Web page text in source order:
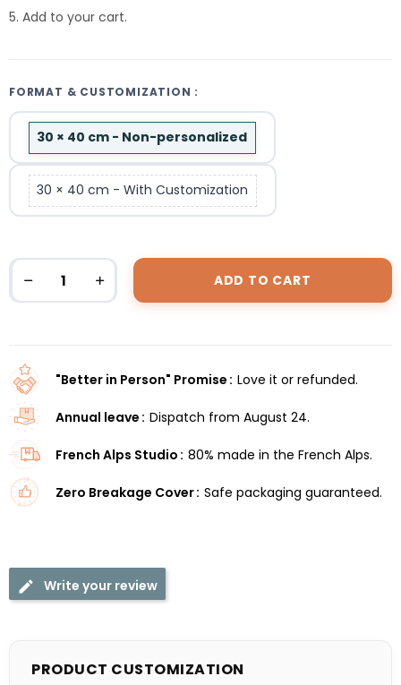
5. Add to your cart.
PRODUCT CUSTOMIZATION
FORMAT & CUSTOMIZATION :
30 × 40 cm - Non-personalized
30 × 40 cm - With Customization
ADD TO CART
"Better in Person" Promise Love it or refunded.
Annual leave Dispatch from August 24.
French Alps Studio 80% made in the French Alps.
Zero Breakage Cover Safe packaging guaranteed.
Write your review